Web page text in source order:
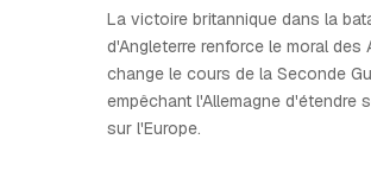
La victoire britannique dans la
d'Angleterre renforce le moral des
change le cours de la Seconde
empêchant l'Allemagne d'étendre
sur l'Europe.